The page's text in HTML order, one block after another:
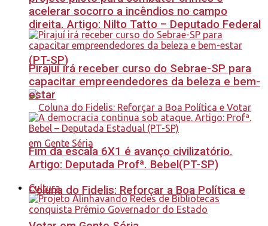
direita. Artigo: Nilto Tatto – Deputado Federal
(PT-SP)
Coluna do Fidelis: Reforçar a Boa Política e
acelerar socorro a incêndios no campo
Pirajuí irá receber curso do Sebrae-SP para
capacitar empreendedores da beleza e bem-
estar
Fim da escala 6X1 é avanço civilizatório.
Artigo: Deputada Profª. Bebel(PT-SP)
Cultura